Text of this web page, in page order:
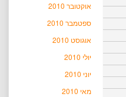
אוקטובר 2010
ספטמבר 2010
אוגוסט 2010
יולי 2010
יוני 2010
מאי 2010